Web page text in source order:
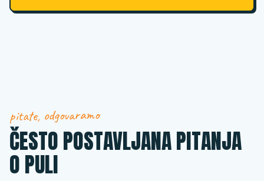
pitate, odgovaramo
ČESTO POSTAVLJANA PITANJA
O PULI